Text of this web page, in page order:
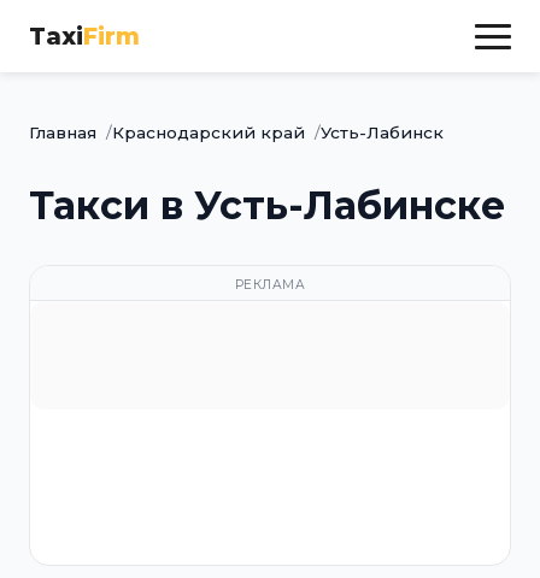
TaxiFirm
Главная Краснодарский край Усть-Лабинск
Такси в Усть-Лабинске
РЕКЛАМА